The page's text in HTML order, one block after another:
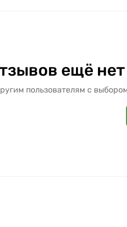
ещё
пользователям с